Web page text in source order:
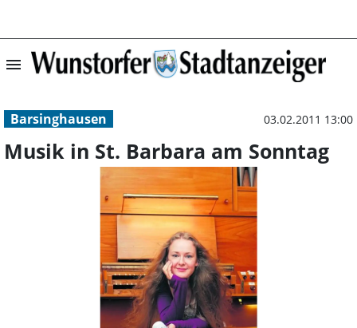
menu Musik in St.
Barsinghausen 03.02.2011 13:00
Musik in St. Barbara am Sonntag